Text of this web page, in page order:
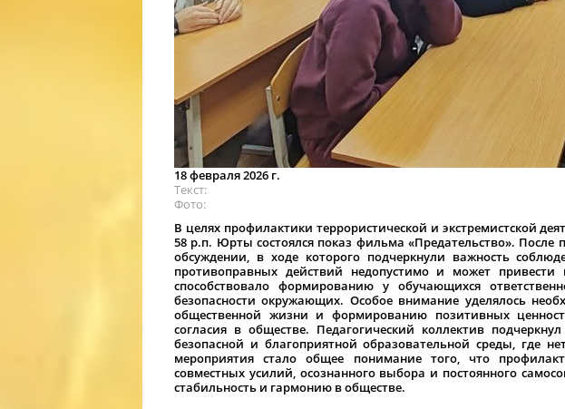
18 февраля 2026 г.
Текст
Фото
В целях профилактики террористической и экстремистской
58 р.п. Юрты состоялся показ фильма «Предательство».
обсуждении, в ходе которого подчеркнули важность
противоправных действий недопустимо и может привести
способствовало формированию у обучающихся
безопасности окружающих. Особое внимание уделялось
общественной жизни и формированию позитивных
согласия в обществе. Педагогический коллектив
безопасной и благоприятной образовательной среды, где
мероприятия стало общее понимание того, что
совместных усилий, осознанного выбора и постоянного
стабильность и гармонию в обществе.